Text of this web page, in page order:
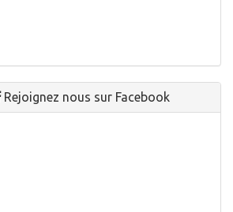
Rejoignez nous sur Facebook